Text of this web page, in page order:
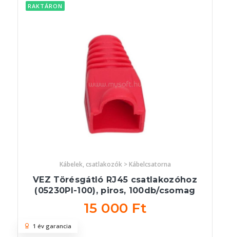
RAKTÁRON
Kábelek, csatlakozók > Kábelcsatorna
VEZ Törésgátló RJ45 csatlakozóhoz
(05230PI-100), piros, 100db/csomag
15 000 Ft
1 év garancia